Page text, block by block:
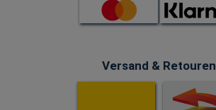
Versand & Retouren